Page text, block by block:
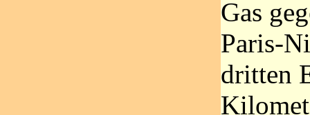
Gas
Paris-
dritten